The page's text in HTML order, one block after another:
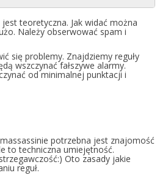
teoretyczna. Jak widać można
Należy obserwować spam i
się problemy. Znajdziemy reguły
wszczynać fałszywe alarmy.
od minimalnej punktacji i
potrzebna jest znajomość
to techniczna umiejętność.
Oto zasady jakie
reguł.